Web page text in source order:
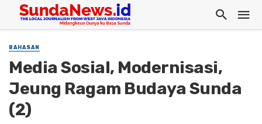
BAHASAN
Media Sosial, Modernisasi,
Jeung Ragam Budaya Sunda
(2)